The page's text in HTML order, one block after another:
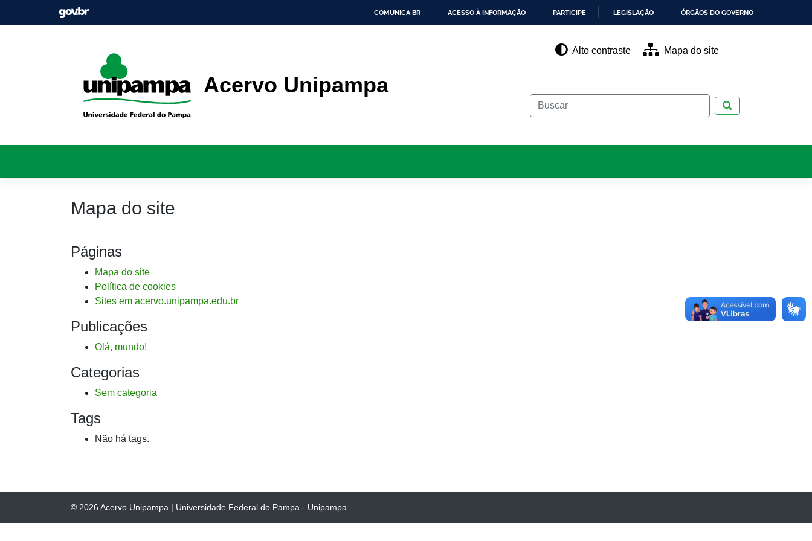
COMUNICA BR ACESSO À INFORMAÇÃO PARTICIPE LEGISLAÇÃO ÓRGÃOS DO GOVERNO
Acervo Unipampa
Alto contraste Mapa do site
Mapa do site
Páginas
Mapa do site
Política de cookies
Sites em acervo.unipampa.edu.br
Publicações
Olá, mundo!
Categorias
Sem categoria
Tags
Não há tags.
© 2026 Acervo Unipampa | Universidade Federal do Pampa - Unipampa